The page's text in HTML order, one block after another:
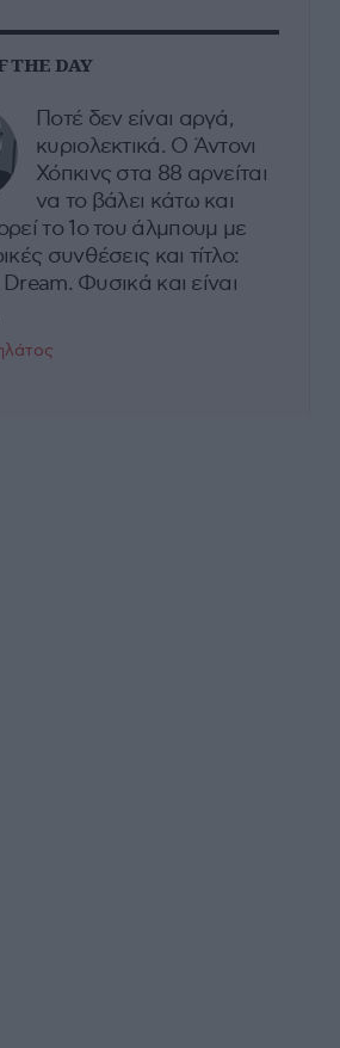
THE DAY
Ποτέ δεν είναι αργά,
κυριολεκτικά. Ο Άντονι
Χόπκινς στα 88 αρνείται
να το βάλει κάτω και
το 1ο του άλμπουμ με
συνθέσεις και τίτλο:
Φυσικά και είναι